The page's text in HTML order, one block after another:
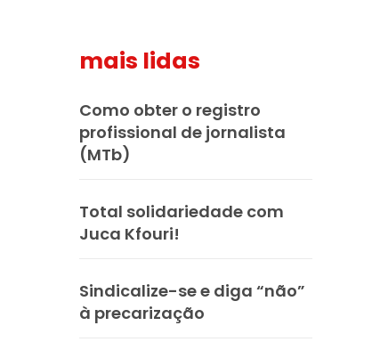
mais lidas
Como obter o registro
profissional de jornalista
(MTb)
Total solidariedade com
Juca Kfouri!
Sindicalize-se e diga “não”
à precarização